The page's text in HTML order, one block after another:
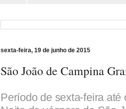
sexta-feira, 19 de junho de 2015
São João de Campina
Período de sexta-feira